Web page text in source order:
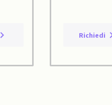
Richiedi